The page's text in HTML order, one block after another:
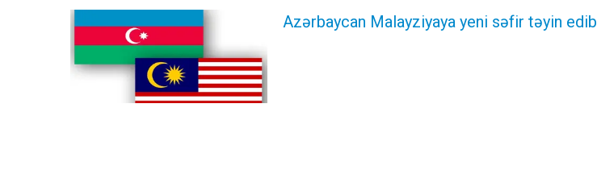
Azərbaycan Malayziyaya yeni səfir təyin edib